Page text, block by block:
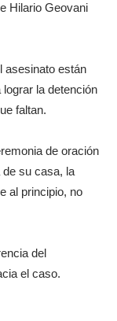
Hilario Geovani
asesinato están
la detención
faltan.
de oración
su casa, la
al principio, no
del
el caso.